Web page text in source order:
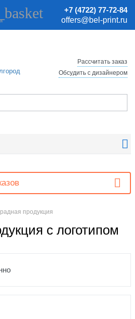
могут быть неактуальными.
уточняйте у менеджеров.
+7 (4722) 77-72-84
offers@bel-print.ru
Рассчитать заказ
Обсудить с дизайнером

продукция
с логотипом